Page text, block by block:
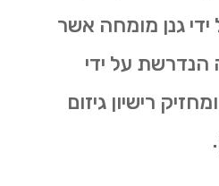
גנן מומחה אשר
על ידי
רישיון גיזום